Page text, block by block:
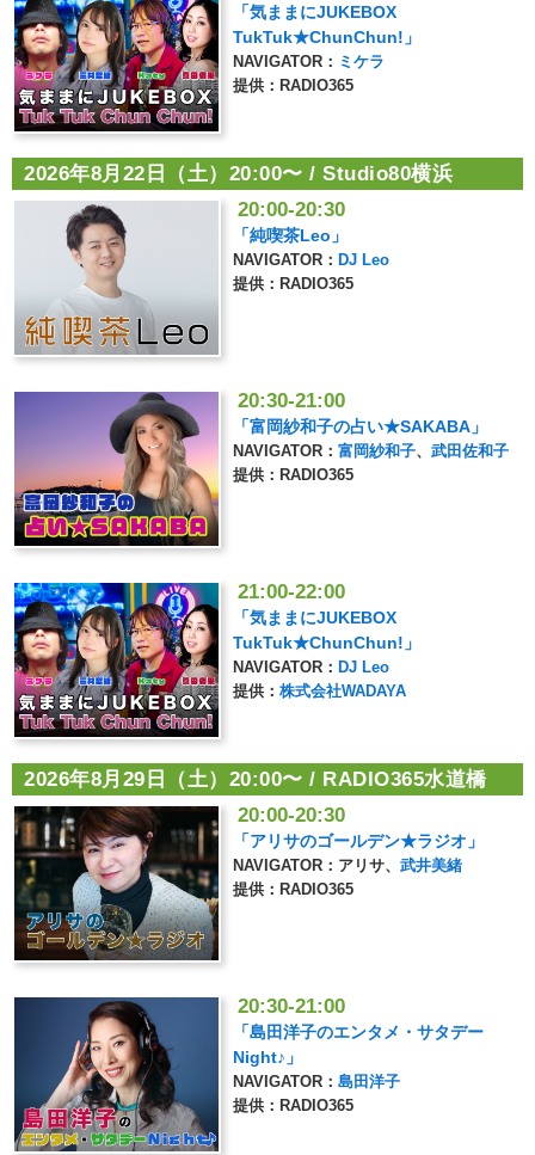
「気ままにJUKEBOX
TukTuk★ChunChun!」
NAVIGATOR： ミケラ
提供：RADIO365
2026年8月22日（土）20:00〜 / Studio80横浜
20:00-20:30
「純喫茶Leo」
NAVIGATOR： DJ Leo
提供：RADIO365
20:30-21:00
「富岡紗和子の占い★SAKABA」
NAVIGATOR：富岡紗和子、武田佐和子
提供：RADIO365
21:00-22:00
「気ままにJUKEBOX
TukTuk★ChunChun!」
NAVIGATOR：DJ Leo
提供：株式会社WADAYA
2026年8月29日（土）20:00〜 / RADIO365水道橋
20:00-20:30
「アリサのゴールデン★ラジオ」
NAVIGATOR：アリサ、武井美緒
提供：RADIO365
20:30-21:00
「島田洋子のエンタメ・サタデー
Night♪」
NAVIGATOR：島田洋子
提供：RADIO365